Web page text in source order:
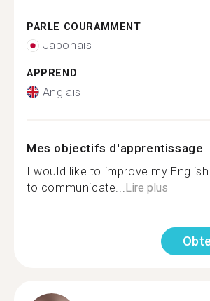
PARLE COURAMMENT
Japonais
APPREND
Anglais
Mes objectifs d'apprentissage
I would like to improve my
to communicate... Lire plus